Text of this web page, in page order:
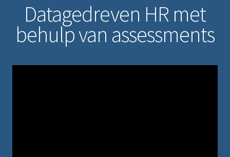
Datagedreven HR met
behulp van assessments